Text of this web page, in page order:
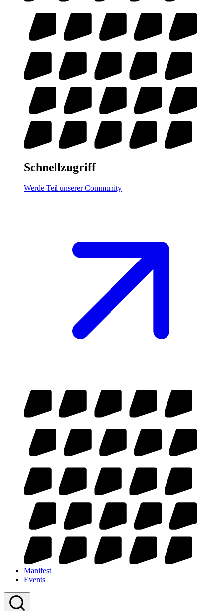
Schnellzugriff
Werde Teil unserer Community
Manifest
Events